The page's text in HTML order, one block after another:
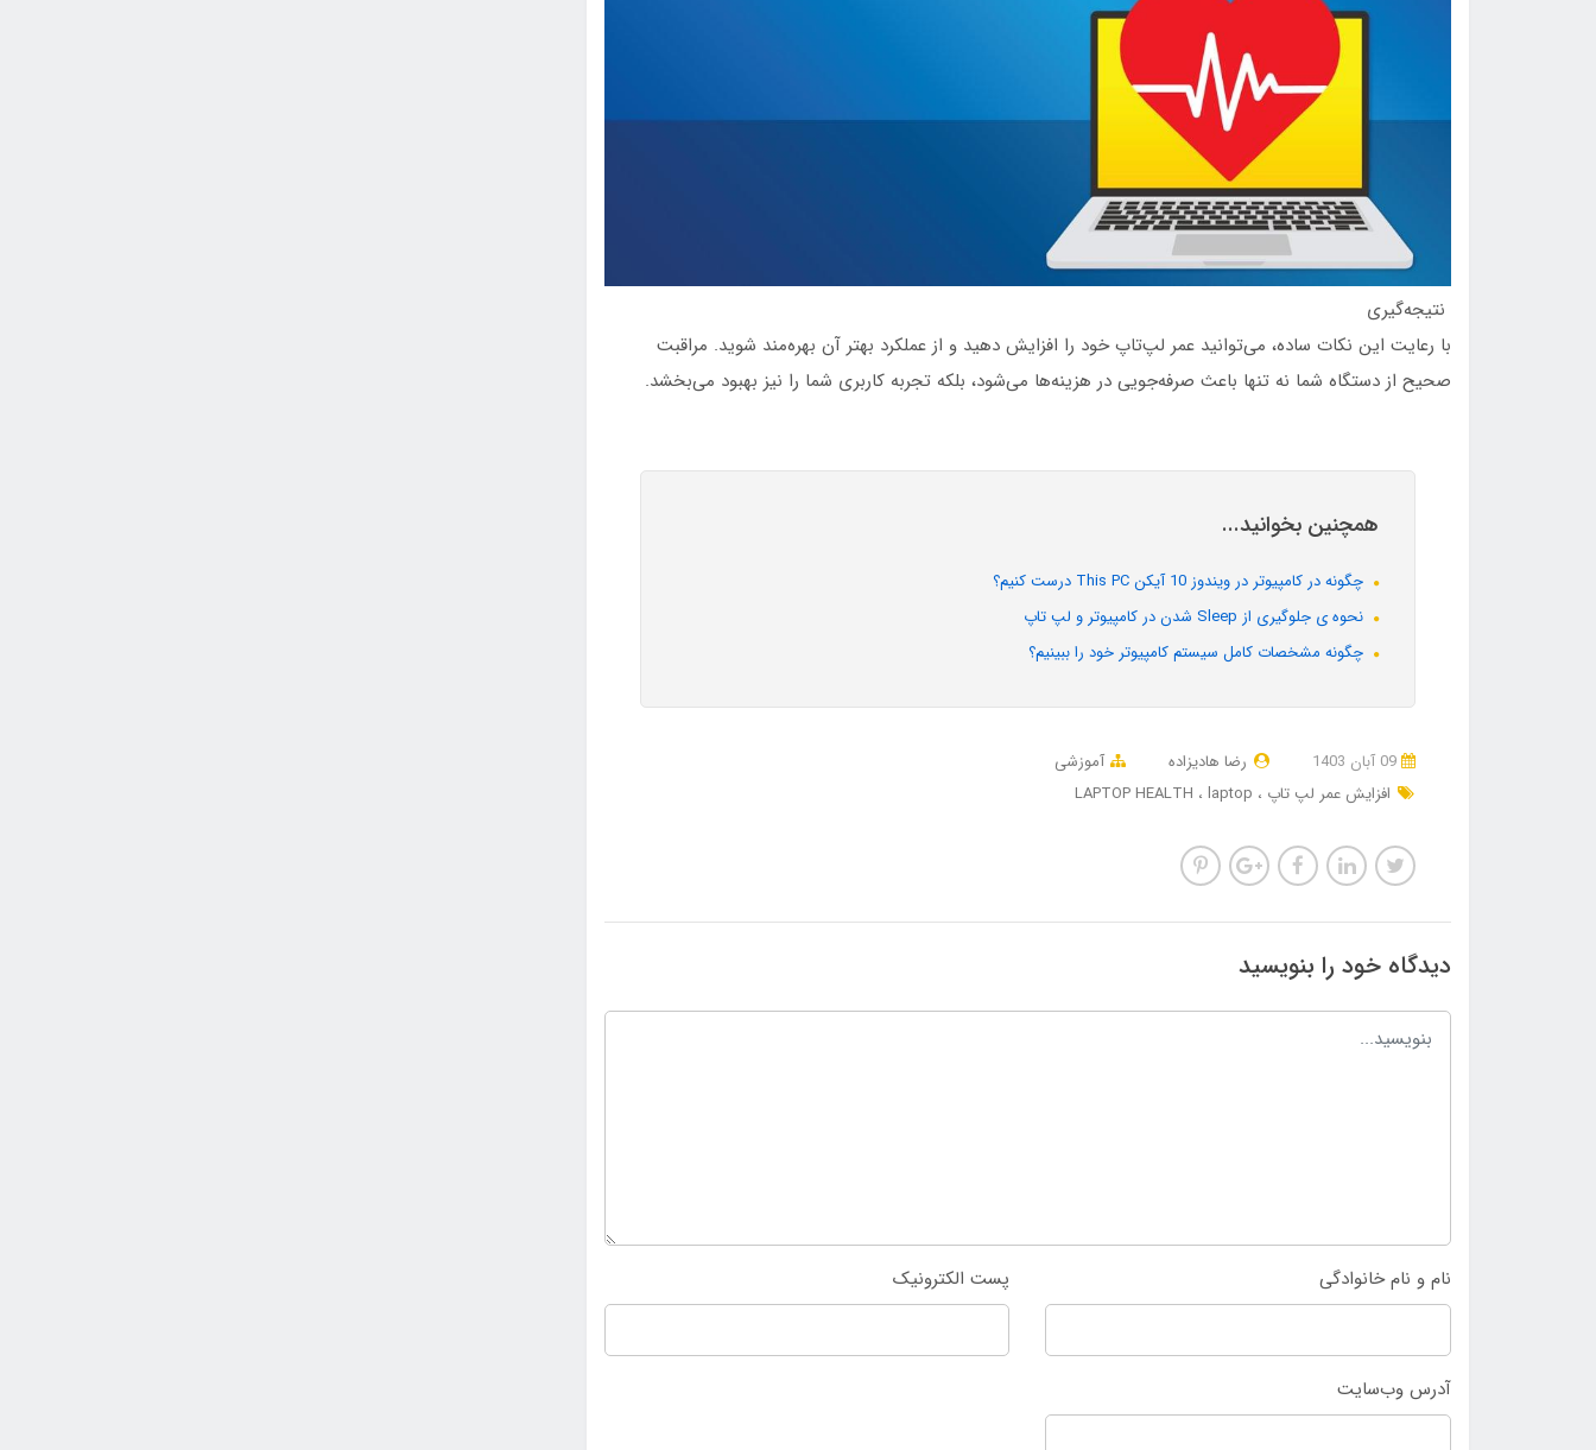
نتیجه‌گیری
با رعایت این نکات ساده، می‌توانید عمر لپ‌تاپ خود را افزایش دهید و از عملکرد بهتر آن بهره‌مند شوید. مراقبت
صحیح از دستگاه شما نه تنها باعث صرفه‌جویی در هزینه‌ها می‌شود، بلکه تجربه کاربری شما را نیز بهبود می‌بخشد.
همچنین بخوانید...
چگونه در کامپیوتر در ویندوز 10 آیکن This PC درست کنیم؟
نحوه ی جلوگیری از Sleep شدن در کامپیوتر و لپ تاپ
چگونه مشخصات کامل سیستم کامپیوتر خود را ببینیم؟
رضا هادیزاده
آموزشی
افزایش عمر لپ تاپ
LAPTOP HEALTH laptop
دیدگاه خود را بنویسید
نام و نام خانوادگی پست الکترونیک
آدرس وب‌سایت